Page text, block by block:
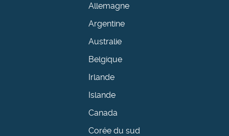
Allemagne
Argentine
Australie
Belgique
Irlande
Islande
Canada
Corée du sud